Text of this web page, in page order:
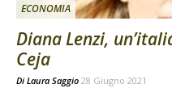
ECONOMIA
Diana Lenzi,
Ceja
Di Laura Saggio 28 Giugno 2021